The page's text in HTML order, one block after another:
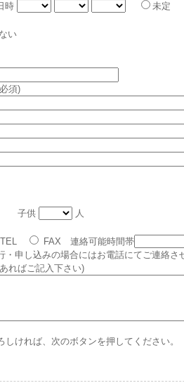
時
未定
い
須)
子供
人
TEL
FAX 連絡可能時間帯
・申し込みの場合にはお電話にてご連絡さ
ればご記入下さい)
しければ、次のボタンを押してください。